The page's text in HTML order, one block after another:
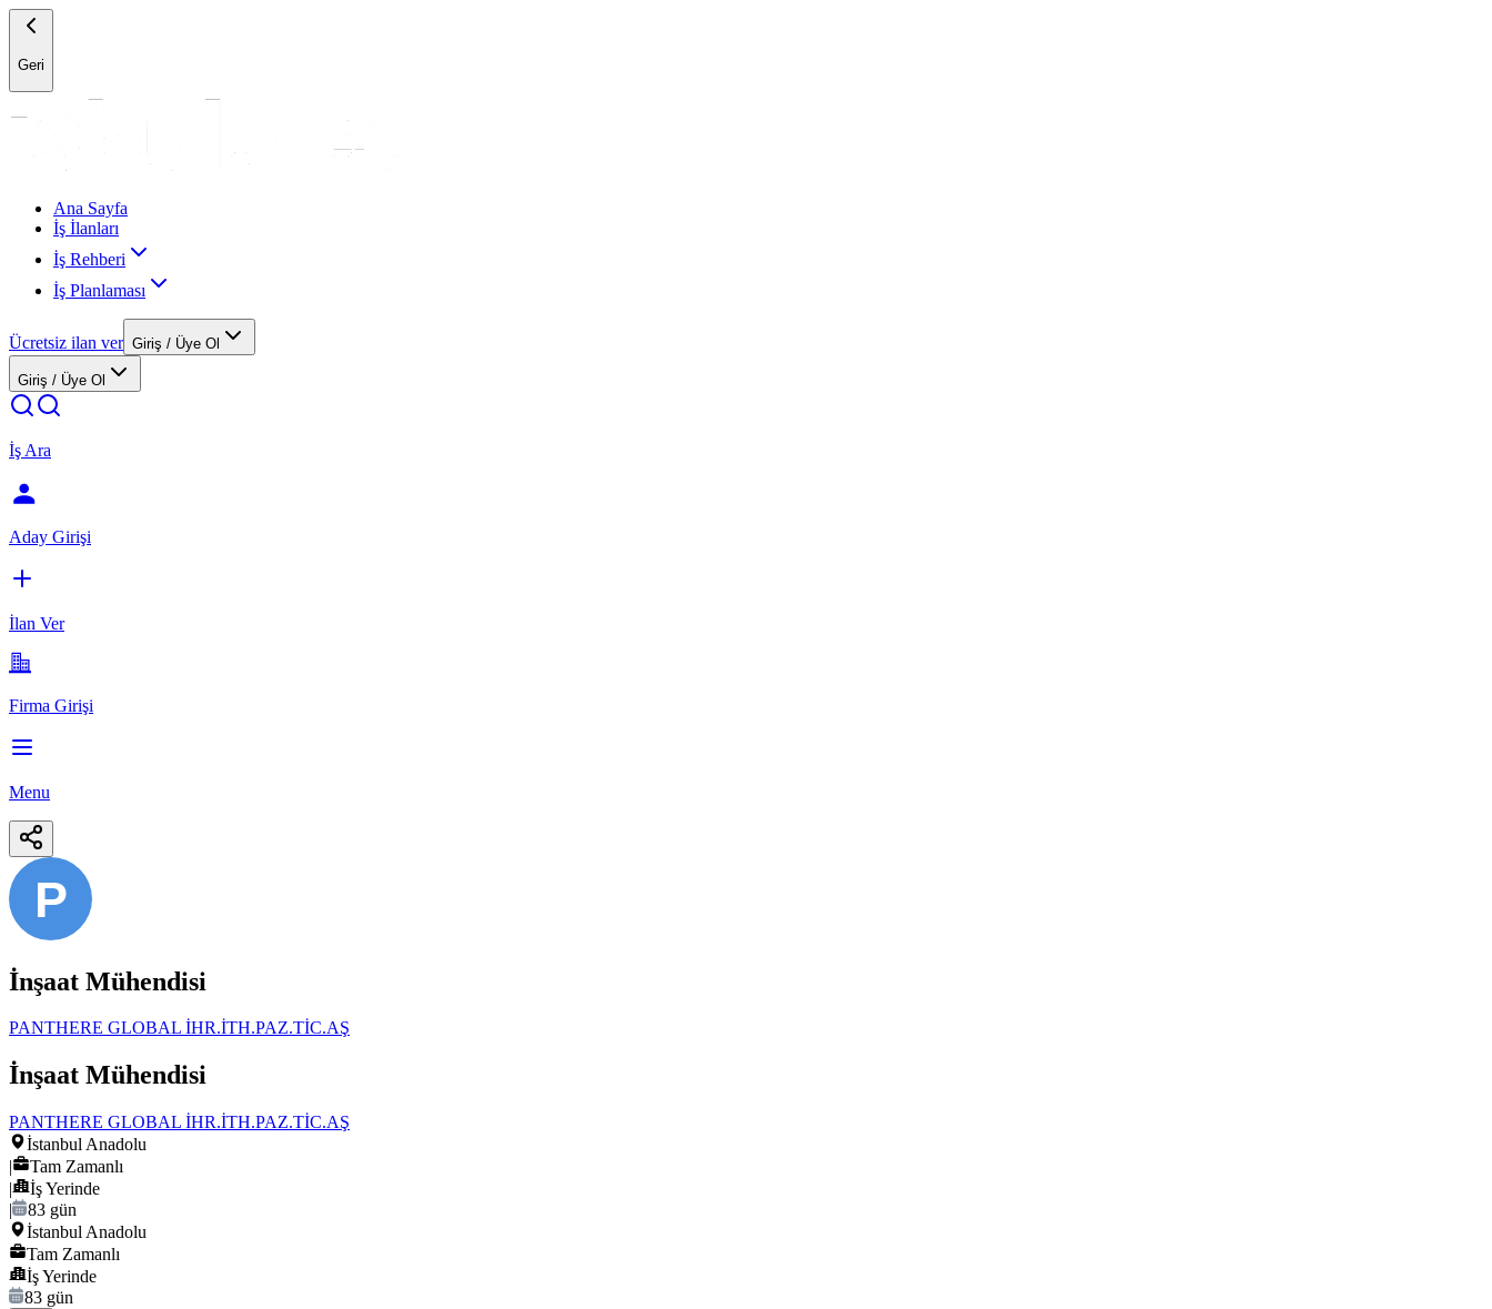
Geri
Ana Sayfa
İş İlanları
İş Rehberi
İş Planlaması
Ücretsiz ilan ver Giriş / Üye Ol
Giriş / Üye Ol
İş Ara
Aday Girişi
İlan Ver
Firma Girişi
Menu
P
İnşaat Mühendisi
PANTHERE GLOBAL İHR.İTH.PAZ.TİC.AŞ
İnşaat Mühendisi
PANTHERE GLOBAL İHR.İTH.PAZ.TİC.AŞ
İstanbul Anadolu
|
Tam Zamanlı
|
İş Yerinde
|
83 gün
İstanbul Anadolu
Tam Zamanlı
İş Yerinde
83 gün